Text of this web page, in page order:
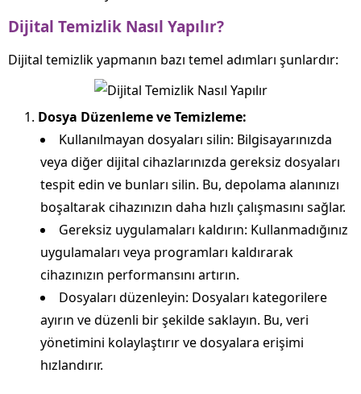
Dijital Temizlik Nasıl Yapılır?
Dijital temizlik yapmanın bazı temel adımları şunlardır:
Dosya Düzenleme ve Temizleme:
Kullanılmayan dosyaları silin: Bilgisayarınızda
veya diğer dijital cihazlarınızda gereksiz dosyaları
tespit edin ve bunları silin. Bu, depolama alanınızı
boşaltarak cihazınızın daha hızlı çalışmasını sağlar.
Gereksiz uygulamaları kaldırın: Kullanmadığınız
uygulamaları veya programları kaldırarak
cihazınızın performansını artırın.
Dosyaları düzenleyin: Dosyaları kategorilere
ayırın ve düzenli bir şekilde saklayın. Bu, veri
yönetimini kolaylaştırır ve dosyalara erişimi
hızlandırır.